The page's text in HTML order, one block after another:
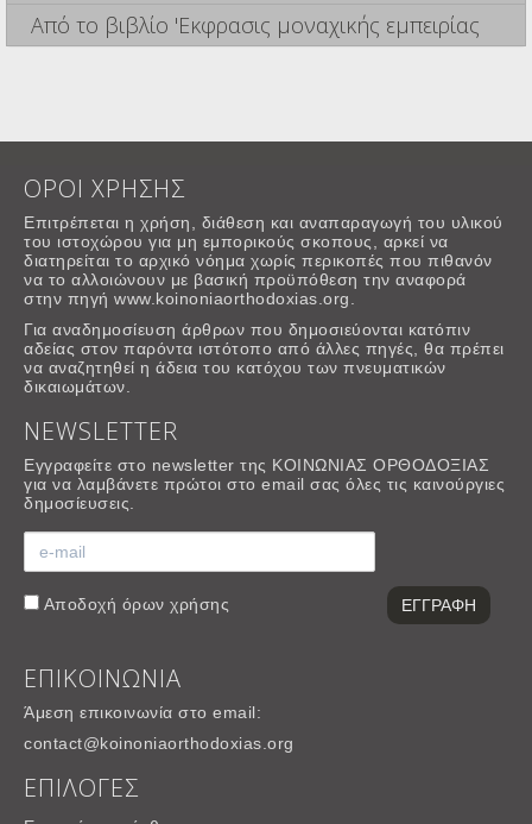
Από το βιβλίο 'Εκφρασις μοναχικής εμπειρίας
ΟΡΟΙ ΧΡΗΣΗΣ
Επιτρέπεται η χρήση, διάθεση και αναπαραγωγή του υλικού
του ιστοχώρου για μη εμπορικούς σκοπους, αρκεί να
διατηρείται το αρχικό νόημα χωρίς περικοπές που πιθανόν
να το αλλοιώνουν με βασική προϋπόθεση την αναφορά
στην πηγή www.koinoniaorthodoxias.org.
Για αναδημοσίευση άρθρων που δημοσιεύονται κατόπιν
αδείας στον παρόντα ιστότοπο από άλλες πηγές, θα πρέπει
να αναζητηθεί η άδεια του κατόχου των πνευματικών
δικαιωμάτων.
NEWSLETTER
Εγγραφείτε στο newsletter της ΚΟΙΝΩΝΙΑΣ ΟΡΘΟΔΟΞΙΑΣ
για να λαμβάνετε πρώτοι στο email σας όλες τις καινούργιες
δημοσίευσεις.
Αποδοχή όρων χρήσης
ΕΠΙΚΟΙΝΩΝΙΑ
Άμεση επικοινωνία στο email:
contact@koinoniaorthodoxias.org
ΕΠΙΛΟΓΕΣ